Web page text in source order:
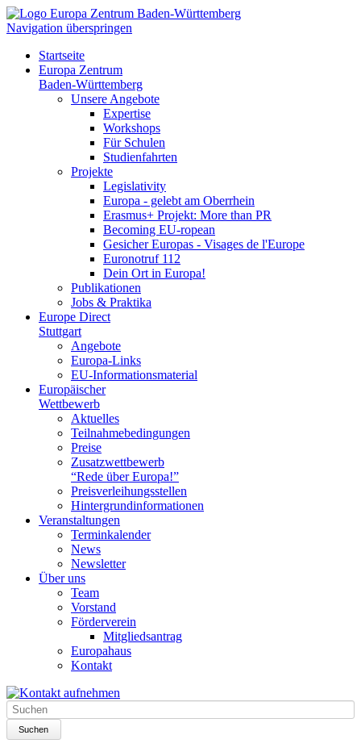
Navigation überspringen
Startseite
Europa Zentrum
Baden-Württemberg
Unsere Angebote
Expertise
Workshops
Für Schulen
Studienfahrten
Projekte
Legislativity
Europa - gelebt am Oberrhein
Erasmus+ Projekt: More than PR
Becoming EU-ropean
Gesicher Europas - Visages de l'Europe
Euronotruf 112
Dein Ort in Europa!
Publikationen
Jobs & Praktika
Europe Direct
Stuttgart
Angebote
Europa-Links
EU-Informationsmaterial
Europäischer
Wettbewerb
Aktuelles
Teilnahme­bedingungen
Preise
Zusatzwettbewerb
“Rede über Europa!”
Preisverleihungsstellen
Hintergrundinformationen
Veranstaltungen
Terminkalender
News
Newsletter
Über uns
Team
Vorstand
Förderverein
Mitgliedsantrag
Europahaus
Kontakt
Suchen